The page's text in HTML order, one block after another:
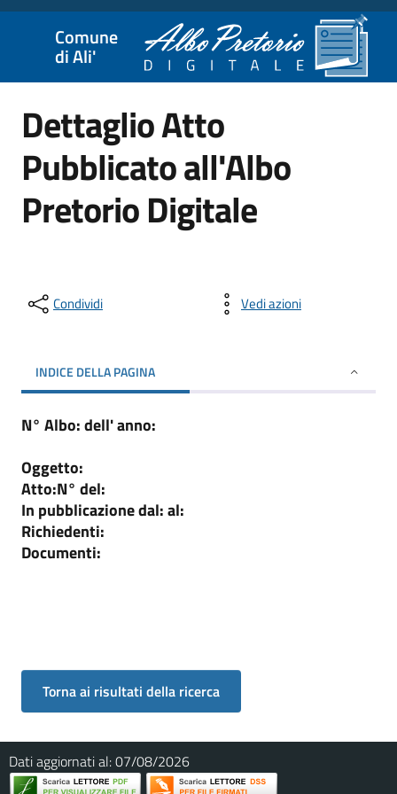
Comune
di Ali'
Dettaglio Atto
Pubblicato all'Albo
Pretorio Digitale
Condividi Vedi azioni
INDICE DELLA PAGINA
N° Albo:dell' anno:
Oggetto:
Atto:N° del:
In pubblicazione dal:al:
Richiedenti:
Documenti:
Dati aggiornati al:07/08/2026